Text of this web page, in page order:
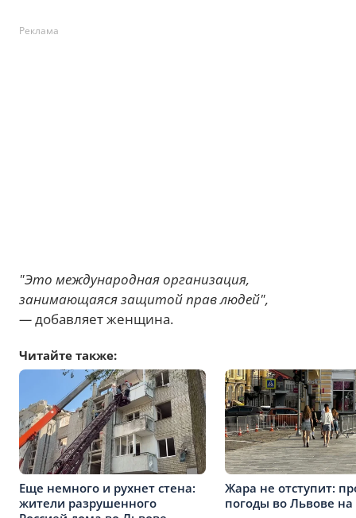
Реклама
"Это международная организация,
занимающаяся защитой прав людей",
—добавляет женщина.
Читайте также:
Еще немного и рухнет стена:
жители разрушенного
Жара не отступит:
погоды во Львове на